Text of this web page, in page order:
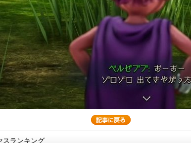
スランキング